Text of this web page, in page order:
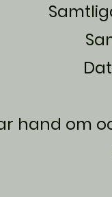
hand om